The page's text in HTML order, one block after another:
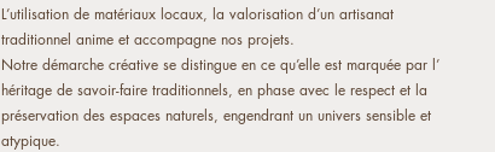
L’utilisation de matériaux locaux, la valorisation d’un artisanat
traditionnel anime et accompagne nos projets.
Notre démarche créative se distingue en ce qu’elle est marquée par l’
héritage de savoir-faire traditionnels, en phase avec le respect et la
préservation des espaces naturels, engendrant un univers sensible et
atypique.